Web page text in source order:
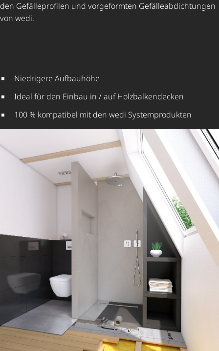
den Gefälle­pro­filen und vorgeformten Gefäl­le­ab­dich­tungen
von wedi.
Niedrigere Aufbauhöhe
Ideal für den Einbau in / auf Holz­bal­ken­de­cken
100 % kompatibel mit den wedi System­pro­dukten